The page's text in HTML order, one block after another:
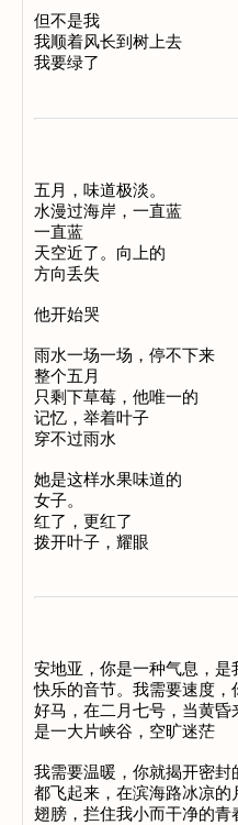
但不是我
我顺着风长到树上去
五月，味道极淡。
水漫过海岸，一直蓝
一直蓝
天空近了。向上的
方向丢失
他开始哭
雨水一场一场，停不下来
整个五月
只剩下草莓，他唯一的
记忆，举着叶子
穿不过雨水
她是这样水果味道的
女子。
红了，更红了
安地亚，你是一种气息，
快乐的音节。我需要速度，
好马，在二月七号，当黄昏
是一大片峡谷，空旷迷茫
我需要温暖，你就揭开密
都飞起来，在滨海路冰凉的
翅膀，拦住我小而干净的青